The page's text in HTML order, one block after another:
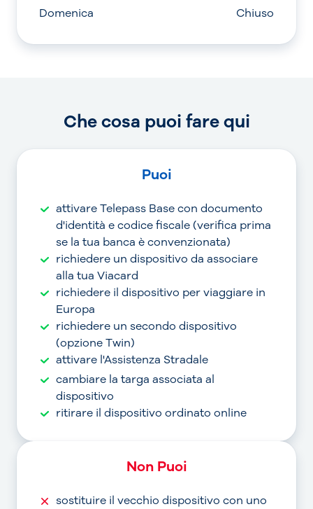
Domenica
Chiuso
Che cosa puoi fare qui
Puoi
attivare Telepass Base con documento
d'identità e codice fiscale (verifica prima
se la tua banca è convenzionata)
richiedere un dispositivo da associare
alla tua Viacard
richiedere il dispositivo per viaggiare in
Europa
richiedere un secondo dispositivo
(opzione Twin)
attivare l'Assistenza Stradale
cambiare la targa associata al
dispositivo
ritirare il dispositivo ordinato online
Non Puoi
sostituire il vecchio dispositivo con uno